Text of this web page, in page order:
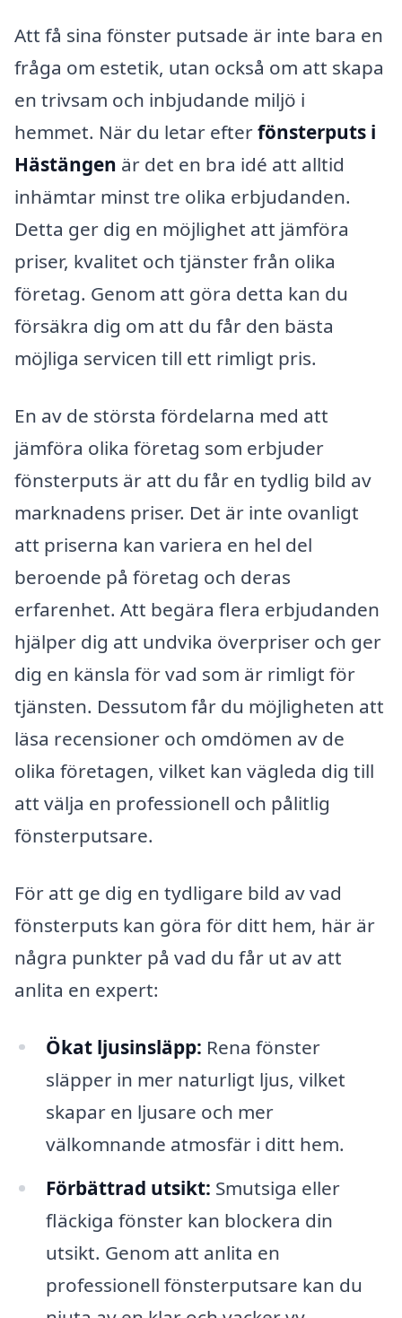
Att få sina fönster putsade är inte bara en
fråga om estetik, utan också om att skapa
en trivsam och inbjudande miljö i
hemmet. När du letar efterfönsterputs i
Hästängen är det en bra idé att alltid
inhämtar minst tre olika erbjudanden.
Detta ger dig en möjlighet att jämföra
priser, kvalitet och tjänster från olika
företag. Genom att göra detta kan du
försäkra dig om att du får den bästa
möjliga servicen till ett rimligt pris.
En av de största fördelarna med att
jämföra olika företag som erbjuder
fönsterputs är att du får en tydlig bild av
marknadens priser. Det är inte ovanligt
att priserna kan variera en hel del
beroende på företag och deras
erfarenhet. Att begära flera erbjudanden
hjälper dig att undvika överpriser och ger
dig en känsla för vad som är rimligt för
tjänsten. Dessutom får du möjligheten att
läsa recensioner och omdömen av de
olika företagen, vilket kan vägleda dig till
att välja en professionell och pålitlig
fönsterputsare.
För att ge dig en tydligare bild av vad
fönsterputs kan göra för ditt hem, här är
några punkter på vad du får ut av att
anlita en expert:
Ökat ljusinsläpp: Rena fönster
släpper in mer naturligt ljus, vilket
skapar en ljusare och mer
välkomnande atmosfär i ditt hem.
Förbättrad utsikt: Smutsiga eller
fläckiga fönster kan blockera din
utsikt. Genom att anlita en
professionell fönsterputsare kan du